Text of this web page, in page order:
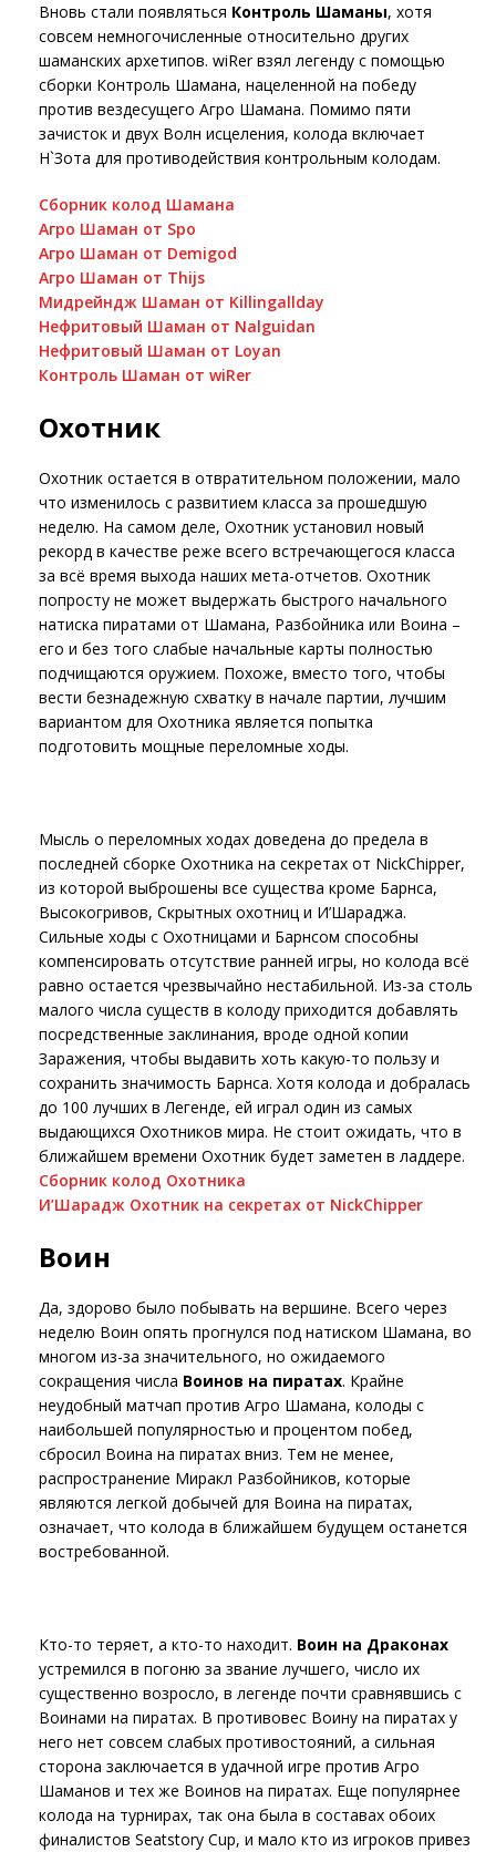
Вновь стали появляться Контроль Шаманы, хотя
совсем немногочисленные относительно других
шаманских архетипов. wiRer взял легенду с помощью
сборки Контроль Шамана, нацеленной на победу
против вездесущего Агро Шамана. Помимо пяти
зачисток и двух Волн исцеления, колода включает
Н`Зота для противодействия контрольным колодам.
Сборник колод Шамана
Агро Шаман от Spo
Агро Шаман от Demigod
Агро Шаман от Thijs
Мидрейндж Шаман от Killingallday
Нефритовый Шаман от Nalguidan
Нефритовый Шаман от Loyan
Контроль Шаман от wiRer
Охотник
Охотник остается в отвратительном положении, мало
что изменилось с развитием класса за прошедшую
неделю. На самом деле, Охотник установил новый
рекорд в качестве реже всего встречающегося класса
за всё время выхода наших мета-отчетов. Охотник
попросту не может выдержать быстрого начального
натиска пиратами от Шамана, Разбойника или Воина –
его и без того слабые начальные карты полностью
подчищаются оружием. Похоже, вместо того, чтобы
вести безнадежную схватку в начале партии, лучшим
вариантом для Охотника является попытка
подготовить мощные переломные ходы.
Мысль о переломных ходах доведена до предела в
последней сборке Охотника на секретах от NickChipper,
из которой выброшены все существа кроме Барнса,
Высокогривов, Скрытных охотниц и И’Шараджа.
Сильные ходы с Охотницами и Барнсом способны
компенсировать отсутствие ранней игры, но колода всё
равно остается чрезвычайно нестабильной. Из-за столь
малого числа существ в колоду приходится добавлять
посредственные заклинания, вроде одной копии
Заражения, чтобы выдавить хоть какую-то пользу и
сохранить значимость Барнса. Хотя колода и добралась
до 100 лучших в Легенде, ей играл один из самых
выдающихся Охотников мира. Не стоит ожидать, что в
ближайшем времени Охотник будет заметен в ладдере.
Сборник колод Охотника
И’Шарадж Охотник на секретах от NickChipper
Воин
Да, здорово было побывать на вершине. Всего через
неделю Воин опять прогнулся под натиском Шамана, во
многом из-за значительного, но ожидаемого
сокращения числа Воинов на пиратах. Крайне
неудобный матчап против Агро Шамана, колоды с
наибольшей популярностью и процентом побед,
сбросил Воина на пиратах вниз. Тем не менее,
распространение Миракл Разбойников, которые
являются легкой добычей для Воина на пиратах,
означает, что колода в ближайшем будущем останется
востребованной.
Кто-то теряет, а кто-то находит. Воин на Драконах
устремился в погоню за звание лучшего, число их
существенно возросло, в легенде почти сравнявшись с
Воинами на пиратах. В противовес Воину на пиратах у
него нет совсем слабых противостояний, а сильная
сторона заключается в удачной игре против Агро
Шаманов и тех же Воинов на пиратах. Еще популярнее
колода на турнирах, так она была в составах обоих
финалистов Seatstory Cup, и мало кто из игроков привез